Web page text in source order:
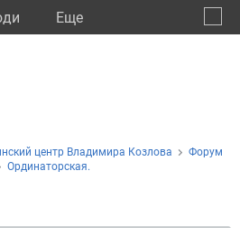
Eще
центр Владимира Козлова
Форум
Ординаторская.